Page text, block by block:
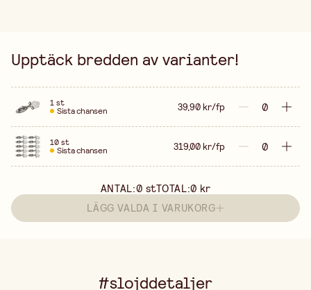
Upptäck bredden av varianter!
1 st
Sista chansen 39,90 kr/fp
10 st
Sista chansen 319,00 kr/fp
ANTAL:0 stTOTAL:0 kr
LÄGG VALDA I VARUKORG
#slojddetaljer